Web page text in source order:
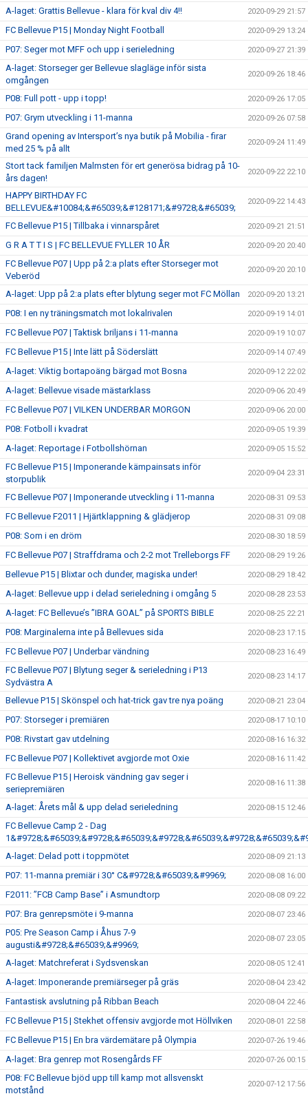
A-laget: Grattis Bellevue - klara för kval div 4!! 2020-09-29 21:57
FC Bellevue P15 | Monday Night Football 2020-09-29 13:24
P07: Seger mot MFF och upp i serieledning 2020-09-27 21:39
A-laget: Storseger ger Bellevue slagläge inför sista
omgången
2020-09-26 18:46
P08: Full pott - upp i topp! 2020-09-26 17:05
P07: Grym utveckling i 11-manna 2020-09-26 07:58
Grand opening av Intersport’s nya butik på Mobilia - firar
med 25 % på allt
2020-09-24 11:49
Stort tack familjen Malmsten för ert generösa bidrag på 10-
års dagen!
2020-09-22 22:10
HAPPY BIRTHDAY FC
BELLEVUE&#10084;&#65039;&#128171;&#9728;&#65039;
2020-09-22 14:43
FC Bellevue P15 | Tillbaka i vinnarspåret 2020-09-21 21:51
G R A T T I S | FC BELLEVUE FYLLER 10 ÅR 2020-09-20 20:40
FC Bellevue P07 | Upp på 2:a plats efter Storseger mot
Veberöd
2020-09-20 20:10
A-laget: Upp på 2:a plats efter blytung seger mot FC Möllan 2020-09-20 13:21
P08: I en ny träningsmatch mot lokalrivalen 2020-09-19 14:01
FC Bellevue P07 | Taktisk briljans i 11-manna 2020-09-19 10:07
FC Bellevue P15 | Inte lätt på Söderslätt 2020-09-14 07:49
A-laget: Viktig bortapoäng bärgad mot Bosna 2020-09-12 22:02
A-laget: Bellevue visade mästarklass 2020-09-06 20:49
FC Bellevue P07 | VILKEN UNDERBAR MORGON 2020-09-06 20:00
P08: Fotboll i kvadrat 2020-09-05 19:39
A-laget: Reportage i Fotbollshörnan 2020-09-05 15:52
FC Bellevue P15 | Imponerande kämpainsats inför
storpublik
2020-09-04 23:31
FC Bellevue P07 | Imponerande utveckling i 11-manna 2020-08-31 09:53
FC Bellevue F2011 | Hjärtklappning & glädjerop 2020-08-31 09:08
P08: Som i en dröm 2020-08-30 18:59
FC Bellevue P07 | Straffdrama och 2-2 mot Trelleborgs FF 2020-08-29 19:26
Bellevue P15 | Blixtar och dunder, magiska under! 2020-08-29 18:42
A-laget: Bellevue upp i delad serieledning i omgång 5 2020-08-28 23:53
A-laget: FC Bellevue’s ”IBRA GOAL” på SPORTS BIBLE 2020-08-25 22:21
P08: Marginalerna inte på Bellevues sida 2020-08-23 17:15
FC Bellevue P07 | Underbar vändning 2020-08-23 16:49
FC Bellevue P07 | Blytung seger & serieledning i P13
Sydvästra A
2020-08-23 14:17
Bellevue P15 | Skönspel och hat-trick gav tre nya poäng 2020-08-21 23:04
P07: Storseger i premiären 2020-08-17 10:10
P08: Rivstart gav utdelning 2020-08-16 16:32
FC Bellevue P07 | Kollektivet avgjorde mot Oxie 2020-08-16 11:42
FC Bellevue P15 | Heroisk vändning gav seger i
seriepremiären
2020-08-16 11:38
A-laget: Årets mål & upp delad serieledning 2020-08-15 12:46
FC Bellevue Camp 2 - Dag
A-laget: Delad pott i toppmötet
2020-08-09 21:13
P07: 11-manna premiär i 30° C&#9728;&#65039;&#9969; 2020-08-08 16:00
F2011: ”FCB Camp Base” i Asmundtorp 2020-08-08 09:22
P07: Bra genrepsmöte i 9-manna 2020-08-07 23:46
P05: Pre Season Camp i Åhus 7-9
augusti&#9728;&#65039;&#9969;
2020-08-07 23:05
A-laget: Matchreferat i Sydsvenskan 2020-08-05 12:41
A-laget: Imponerande premiärseger på gräs 2020-08-04 23:42
Fantastisk avslutning på Ribban Beach 2020-08-04 22:46
FC Bellevue P15 | Stekhet offensiv avgjorde mot Höllviken 2020-08-01 22:58
FC Bellevue P15 | En bra värdemätare på Olympia 2020-07-26 19:46
A-laget: Bra genrep mot Rosengårds FF 2020-07-26 00:15
P08: FC Bellevue bjöd upp till kamp mot allsvenskt
motstånd
2020-07-12 17:56